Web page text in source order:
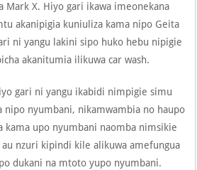
Mark X. Hiyo gari ikawa imeonekana
akanipigia kuniuliza kama nipo Geita
ni yangu lakini sipo huko hebu nipigie
akanitumia ilikuwa car wash.
gari ni yangu ikabidi nimpigie simu
nipo nyumbani, nikamwambia no haupo
kama upo nyumbani naomba nimsikie
nzuri kipindi kile alikuwa amefungua
dukani na mtoto yupo nyumbani.